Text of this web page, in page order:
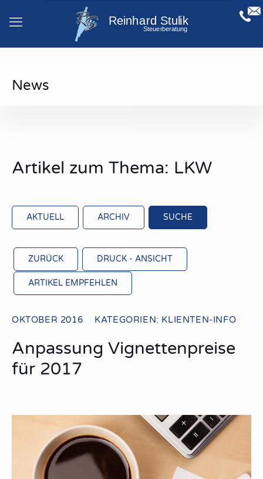
News
Artikel zum Thema: LKW
AKTUELL ARCHIV SUCHE
ZURÜCK DRUCK - ANSICHT
ARTIKEL EMPFEHLEN
OKTOBER 2016 KATEGORIEN: KLIENTEN-INFO
Anpassung Vignettenpreise
für 2017